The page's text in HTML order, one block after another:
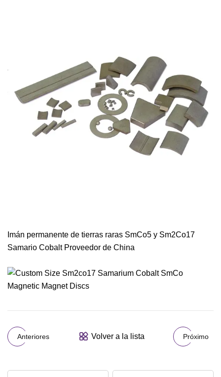
Imán permanente de tierras raras SmCo5 y Sm2Co17
Samario Cobalt Proveedor de China
Anteriores Volver a la lista Próximo